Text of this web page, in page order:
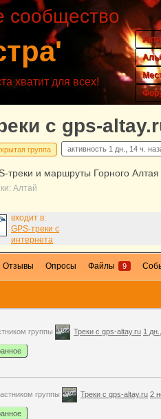
сообщество
хватит для всех!
с gps-
группа активность 1 дн., 14 ч.
треки и маршруты Горного Алтая
Алтай
входит в:
GPS-треки с
интернета
Отзывы Опросы Файлы 9
группы Треки с gps-altay.ru 1
группы Треки с gps-altay.ru 2